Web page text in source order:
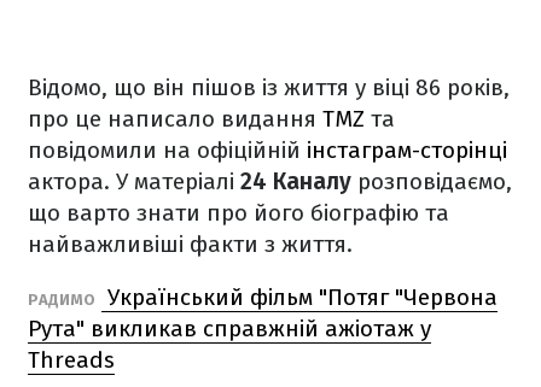
Відомо, що він пішов із життя у віці 86 років,
про це написало видання TMZ та
повідомили на офіційній інстаграм-сторінці
актора. У матеріалі 24 Каналу розповідаємо,
що варто знати про його біографію та
найважливіші факти з життя.
РАДИМО
Український фільм "Потяг "Червона
Рута" викликав справжній ажіотаж у
Threads